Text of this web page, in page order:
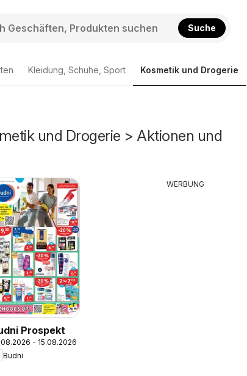
Suche
Kleidung, Schuhe, Sport Kosmetik und Drogerie
und Drogerie > Aktionen und
Prospekt
- 15.08.2026
Budni
WERBUNG